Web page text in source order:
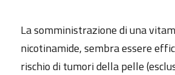
La somministrazione di una
nicotinamide, sembra essere
rischio di tumori della pelle